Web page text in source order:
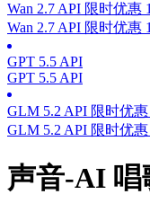
Wan 2.7 API 限时优惠
Wan 2.7 API 限时优惠
GPT 5.5 API
GPT 5.5 API
GLM 5.2 API 限时优惠
GLM 5.2 API 限时优惠
声音-AI 唱